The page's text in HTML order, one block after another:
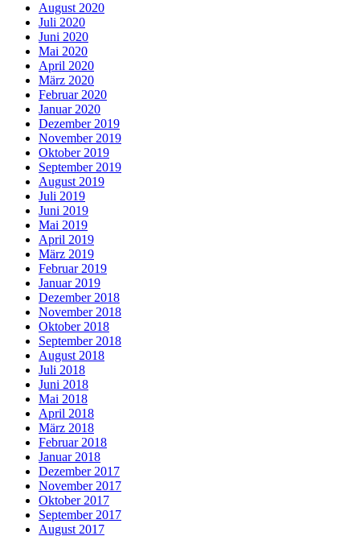
August 2020
Juli 2020
Juni 2020
Mai 2020
April 2020
März 2020
Februar 2020
Januar 2020
Dezember 2019
November 2019
Oktober 2019
September 2019
August 2019
Juli 2019
Juni 2019
Mai 2019
April 2019
März 2019
Februar 2019
Januar 2019
Dezember 2018
November 2018
Oktober 2018
September 2018
August 2018
Juli 2018
Juni 2018
Mai 2018
April 2018
März 2018
Februar 2018
Januar 2018
Dezember 2017
November 2017
Oktober 2017
September 2017
August 2017